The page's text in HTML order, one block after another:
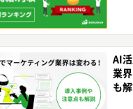
AI
業
も